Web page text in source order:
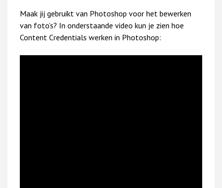
Maak jij gebruikt van Photoshop voor het bewerken
van foto’s? In onderstaande video kun je zien hoe
Content Credentials werken in Photoshop: